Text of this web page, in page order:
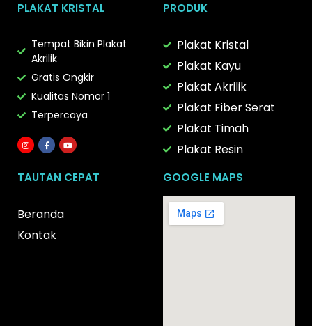
PLAKAT KRISTAL
Tempat Bikin Plakat
Akrilik
Gratis Ongkir
Kualitas Nomor 1
Terpercaya
PRODUK
Plakat Kristal
Plakat Kayu
Plakat Akrilik
Plakat Fiber Serat
Plakat Timah
Plakat Resin
TAUTAN CEPAT
Beranda
Kontak
GOOGLE MAPS